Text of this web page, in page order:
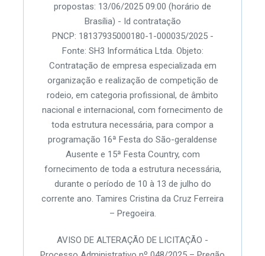
propostas: 13/06/2025 09:00 (horário de
Brasília) - Id contratação
PNCP: 18137935000180-1-000035/2025 -
Fonte: SH3 Informática Ltda. Objeto:
Contratação de empresa especializada em
organização e realização de competição de
rodeio, em categoria profissional, de âmbito
nacional e internacional, com fornecimento de
toda estrutura necessária, para compor a
programação 16ª Festa do São-geraldense
Ausente e 15ª Festa Country, com
fornecimento de toda a estrutura necessária,
durante o período de 10 à 13 de julho do
corrente ano. Tamires Cristina da Cruz Ferreira
– Pregoeira.
AVISO DE ALTERAÇÃO DE LICITAÇÃO -